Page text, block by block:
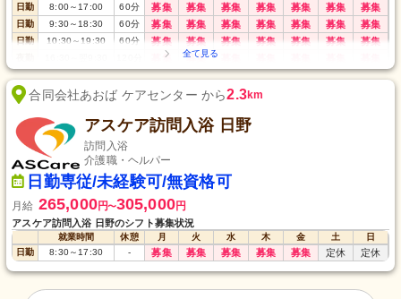
日勤 8:00～ 17:00 60分 募集 募集 募集 募集 募集 募集 募集
日勤 9:30～ 18:30 60分 募集 募集 募集 募集 募集 募集 募集
日勤 10:30 ～ 19:30 60分 募集 募集 募集 募集 募集 募集 募集
募集 募集
合同会社あおば ケアセンター から2.3km
アスケア訪問入浴 日野
訪問入浴
介護職・ヘルパー
日勤専従/未経験可/無資格可
月給 265,000円〜305,000円
アスケア訪問入浴 日野のシフト募集状況
就業時間 休憩 月 火 水 木 金 土
日
日勤
8:30～17:30 - 募集 募集 募集 募集 募集 定休 定休